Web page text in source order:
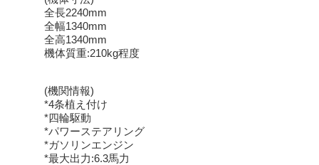
全長2240mm
全幅1340mm
全高1340mm
機体質重:210kg程度
(機関情報)
*4条植え付け
*四輪駆動
*パワーステアリング
*ガソリンエンジン
*最大出力:6.3馬力